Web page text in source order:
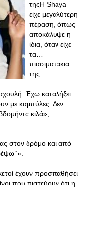
τηςΗ Shaya
είχε μεγαλύτερη
πέραση, όπως
αποκάλυψε η
ίδια, όταν είχε
τα…
πιασιματάκια
της.
Έχω καταλήξει
με καμπύλες. Δεν
κιλά»,
στον δρόμο και από
έχουν προσπαθήσει
που πιστεύουν ότι η